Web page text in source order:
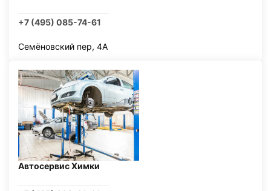
+7 (495) 085-74-61
Семёновский пер, 4А
Автосервис Химки